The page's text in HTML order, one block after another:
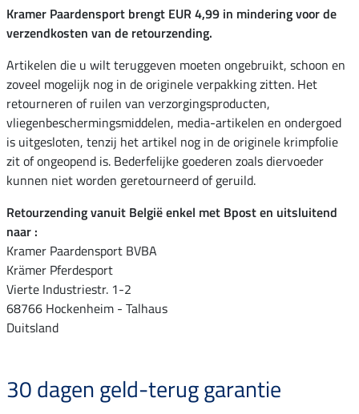
Kramer Paardensport brengt EUR 4,99 in mindering voor de
verzendkosten van de retourzending.
Artikelen die u wilt teruggeven moeten ongebruikt, schoon en
zoveel mogelijk nog in de originele verpakking zitten. Het
retourneren of ruilen van verzorgingsproducten,
vliegenbeschermingsmiddelen, media-artikelen en ondergoed
is uitgesloten, tenzij het artikel nog in de originele krimpfolie
zit of ongeopend is. Bederfelijke goederen zoals diervoeder
kunnen niet worden geretourneerd of geruild.
Retourzending vanuit België enkel met Bpost en uitsluitend
naar :
Kramer Paardensport BVBA
Krämer Pferdesport
Vierte Industriestr. 1-2
68766 Hockenheim - Talhaus
Duitsland
30 dagen geld-terug garantie